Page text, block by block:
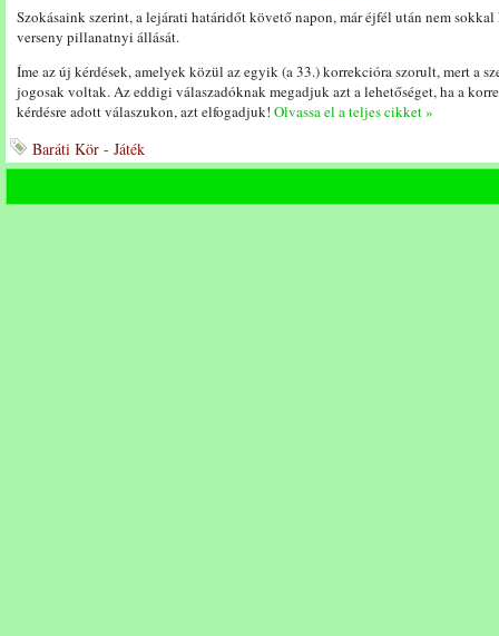
Szokásaink szerint, a lejárati határidőt követő napon, már éjfél után nem sokkal
verseny pillanatnyi állását.
Íme az új kérdések, amelyek közül az egyik (a 33.) korrekcióra szorult, mert a
jogosak voltak. Az eddigi válaszadóknak megadjuk azt a lehetőséget, ha a
kérdésre adott válaszukon, azt elfogadjuk! Olvassa el a teljes cikket »
Baráti Kör - Játék